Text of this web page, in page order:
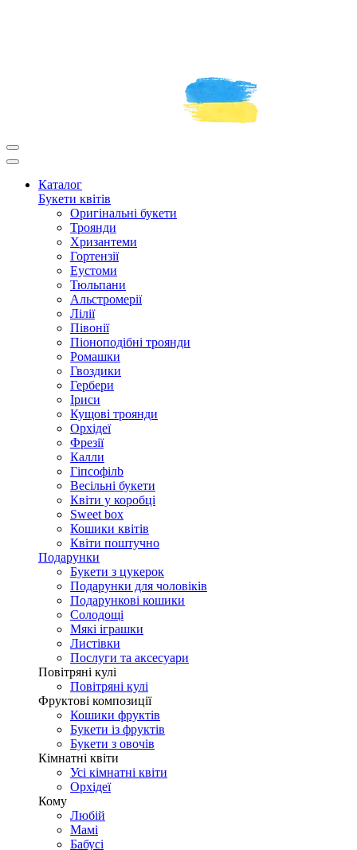
Каталог
Букети квітів
Оригінальні букети
Троянди
Хризантеми
Гортензії
Еустоми
Тюльпани
Альстромерії
Лілії
Півонії
Піоноподібні троянди
Ромашки
Гвоздики
Гербери
Іриси
Кущові троянди
Орхідеї
Фрезії
Калли
Гіпсофілb
Весільні букети
Квіти у коробці
Sweet box
Кошики квітів
Квіти поштучно
Подарунки
Букети з цукерок
Подарунки для чоловіків
Подарункові кошики
Солодощі
Мякі іграшки
Листівки
Послуги та аксесуари
Повітряні кулі
Повітряні кулі
Фруктові композиції
Кошики фруктів
Букети із фруктів
Букети з овочів
Кімнатні квіти
Усі кімнатні квіти
Орхідеї
Кому
Любій
Мамі
Бабусі